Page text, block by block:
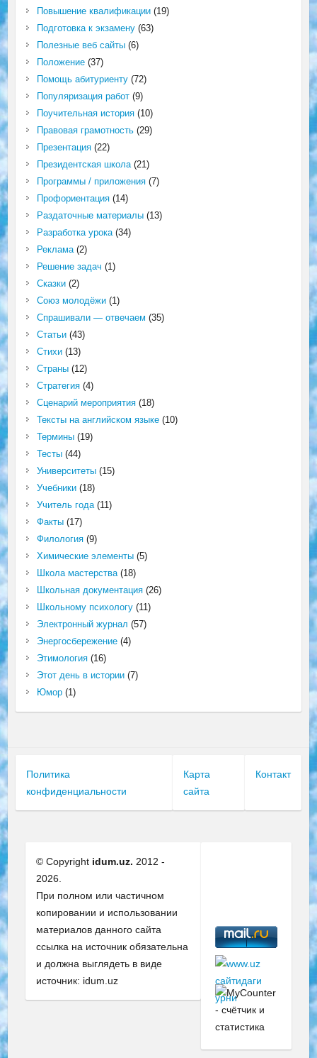
Повышение квалификации(19)
Подготовка к экзамену(63)
Полезные веб сайты(6)
Положение(37)
Помощь абитуриенту(72)
Популяризация работ(9)
Поучительная история(10)
Правовая грамотность(29)
Презентация(22)
Президентская школа(21)
Программы / приложения(7)
Профориентация(14)
Раздаточные материалы(13)
Разработка урока(34)
Реклама(2)
Решение задач (1)
Сказки(2)
Союз молодёжи(1)
Спрашивали — отвечаем (35)
Статьи(43)
Стихи(13)
Страны(12)
Стратегия(4)
Сценарий мероприятия(18)
Тексты на английском языке(10)
Термины(19)
Тесты(44)
Университеты(15)
Учебники(18)
Учитель года(11)
Факты(17)
Филология(9)
Химические элементы(5)
Школа мастерства(18)
Школьная документация(26)
Школьному психологу(11)
Электронный журнал (57)
Энергосбережение(4)
Этимология(16)
Этот день в истории(7)
Юмор(1)
Политика
конфиденциальности
Карта
сайта
Контакт
© Copyright idum.uz. 2012 -
2026.
При полном или частичном
копировании и использовании
материалов данного сайта
ссылка на источник обязательна
и должна выглядеть в виде
источник: idum.uz